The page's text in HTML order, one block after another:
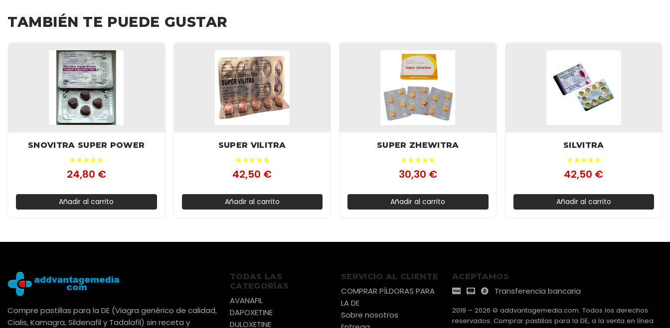
TAMBIÉN TE PUEDE GUSTAR
SNOVITRA SUPER POWER
★★★★★
24,80 €
Añadir al carrito
SUPER VILITRA
★★★★★
42,50 €
Añadir al carrito
SUPER ZHEWITRA
★★★★★
30,30 €
Añadir al carrito
SILVITRA
★★★★★
42,50 €
Añadir al carrito
Compre pastillas para la DE (Viagra genérico de calidad,
Cialis, Kamagra, Sildenafil y Tadalafil) sin receta y
TODAS LAS
CATEGORÍAS
AVANAFIL
DAPOXETINE
DULOXETINE
SERVICIO AL CLIENTE
COMPRAR PÍLDORAS PARA
LA DE
Sobre nosotros
ACEPTAMOS
Transferencia bancaria
2019 – 2026 © addvantagemedia.com. Todos los derechos
reservados. Comprar pastillas para la DE, a la venta en línea